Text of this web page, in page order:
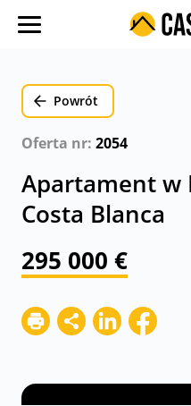
Oferty w regionach
Ulubione oferty
Koszty
Kontakt
Powrót
Oferta nr: 2054
Apartament w
Costa Blanca
295 000 €